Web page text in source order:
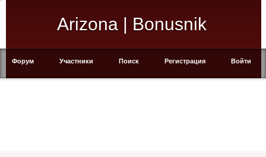
Arizona | Bonusnik
Форум Участники Поиск Регистрация Войти